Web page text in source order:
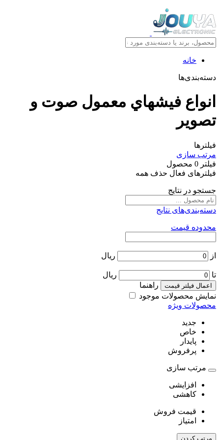
خانه
دسته‌بندی‌ها
انواع فيشهاي معمول صوت و
تصوير
فیلترها
مرتب سازی
فیلتر 0 محصول
فیلترهای فعال حذف همه
جستجو در نتایج
دسته‌بندی‌های نتایج
محدوده قیمت
از ریال
تا ریال
اعمال فیلتر قیمت
راهنما
نمایش محصولات موجود
محصولات ویژه
جدید
خاص
پایدار
پرفروش
مرتب سازی
افزایشی
کاهشی
قیمت فروش
امتیاز
مرتب کردن